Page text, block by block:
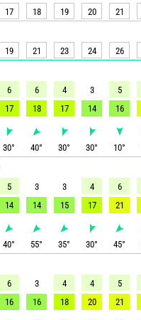
17 18 19 20 21
19 21 23 24 26
6 6 4 3 5
17 18 17 14 16
30° 40° 30° 30° 10°
5 3 3 4 6
14 14 15 17 21
40° 55° 35° 30° 45°
6 3 4 4 5
16 16 18 20 21